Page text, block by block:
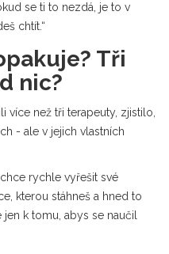
se ti to nezdá, je to v
chtít.“
Tři
nic?
více než tři terapeuty, zjistilo,
- ale v jejich vlastních
rychle vyřešit své
kterou stáhneš a hned to
k tomu, abys se naučil